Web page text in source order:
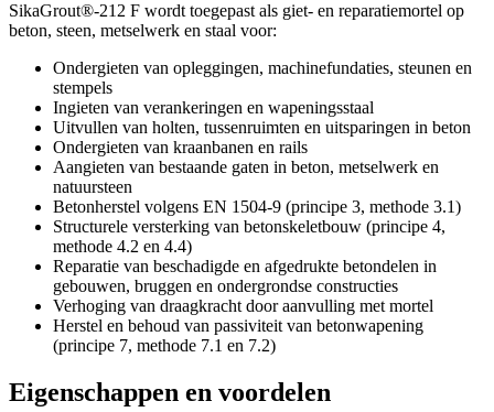
SikaGrout®-212 F wordt toegepast als giet- en reparatiemortel op
beton, steen, metselwerk en staal voor:
Ondergieten van opleggingen, machinefundaties, steunen en
stempels
Ingieten van verankeringen en wapeningsstaal
Uitvullen van holten, tussenruimten en uitsparingen in beton
Ondergieten van kraanbanen en rails
Aangieten van bestaande gaten in beton, metselwerk en
natuursteen
Betonherstel volgens EN 1504-9 (principe 3, methode 3.1)
Structurele versterking van betonskeletbouw (principe 4,
methode 4.2 en 4.4)
Reparatie van beschadigde en afgedrukte betondelen in
gebouwen, bruggen en ondergrondse constructies
Verhoging van draagkracht door aanvulling met mortel
Herstel en behoud van passiviteit van betonwapening
(principe 7, methode 7.1 en 7.2)
Eigenschappen en voordelen